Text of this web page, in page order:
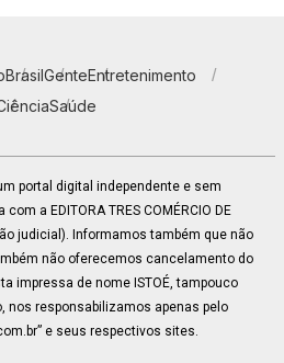
BrasilGenteEntretenimento
Saúde
um portal digital independente e sem
a EDITORA TRES COMÉRCIO DE
judicial). Informamos também que não
não oferecemos cancelamento do
impressa de nome ISTOÉ, tampouco
nos responsabilizamos apenas pelo
e seus respectivos sites.